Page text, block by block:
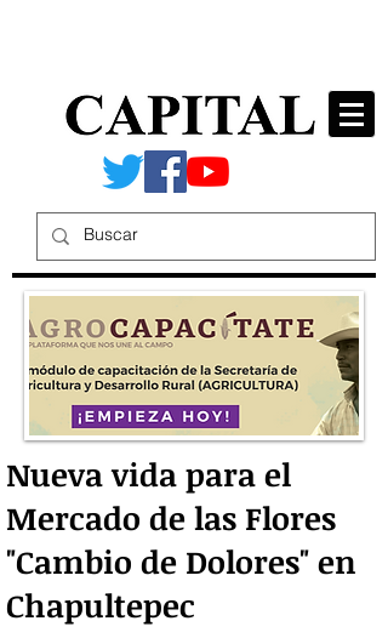
Nueva vida para el
Mercado de las Flores
"Cambio de Dolores" en
Chapultepec